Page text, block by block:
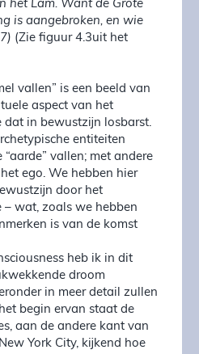
het Lam. Want de Grote
is aangebroken, en wie
(Zie figuur 4.3uit het
vallen” is een beeld van
aspect van het
dat in bewustzijn losbarst.
entiteiten
vallen; met andere
ego. We hebben hier
door het
– wat, zoals we hebben
is van de komst
heb ik in dit
droom
in meer detail zullen
begin ervan staat de
aan de andere kant van
York City, kijkend hoe